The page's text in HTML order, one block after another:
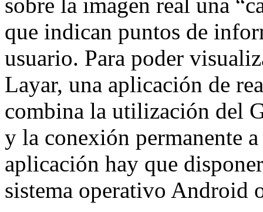
que indican puntos de
usuario. Para poder
Layar, una aplicación de
combina la utilización del
y la conexión permanente
aplicación hay que
sistema operativo Android